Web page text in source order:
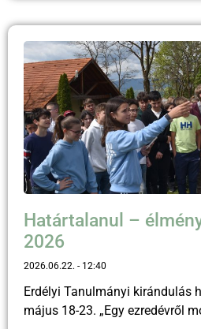
Határtalanul –
2026
2026.06.22. 12:40
Erdélyi Tanulmányi kirándulás
május 18-23. „Egy ezredévről